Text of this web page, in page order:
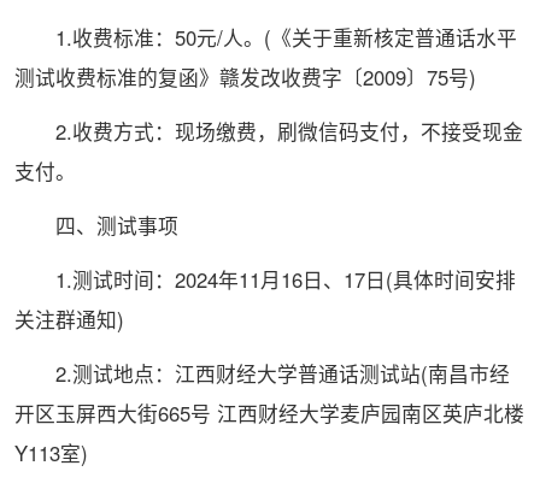
1.收费标准：50元/人。(《关于重新核定普通话水平
测试收费标准的复函》赣发改收费字〔2009〕75号)
2.收费方式：现场缴费，刷微信码支付，不接受现金
支付。
四、测试事项
1.测试时间：2024年11月16日、17日(具体时间安排
关注群通知)
2.测试地点：江西财经大学普通话测试站(南昌市经
开区玉屏西大街665号 江西财经大学麦庐园南区英庐北楼
Y113室)